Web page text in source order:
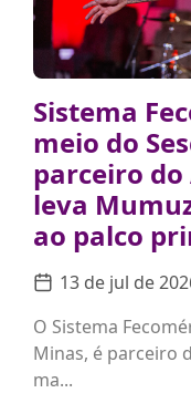
Sistema
meio do
parceiro do
leva
ao palco
13 de jul de
O Sistema
Minas, é parceiro
ma...